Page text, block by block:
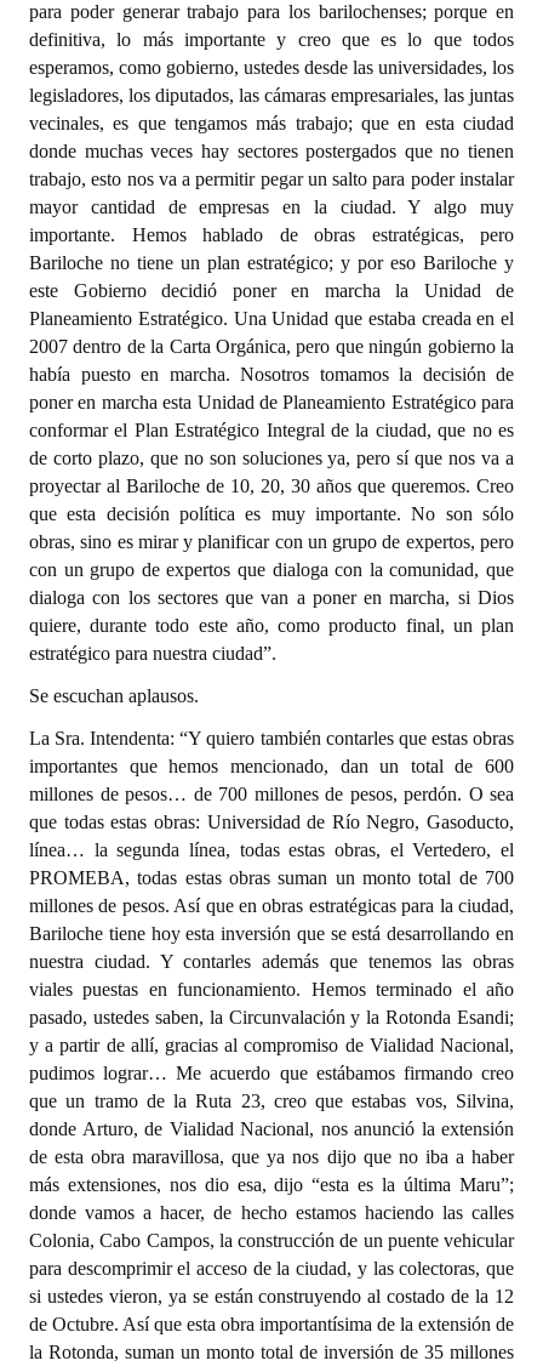
para poder generar trabajo para los barilochenses; porque en
definitiva, lo más importante y creo que es lo que todos
esperamos, como gobierno, ustedes desde las universidades, los
legisladores, los diputados, las cámaras empresariales, las juntas
vecinales, es que tengamos más trabajo; que en esta ciudad
donde muchas veces hay sectores postergados que no tienen
trabajo, esto nos va a permitir pegar un salto para poder instalar
mayor cantidad de empresas en la ciudad. Y algo muy
importante. Hemos hablado de obras estratégicas, pero
Bariloche no tiene un plan estratégico; y por eso Bariloche y
este Gobierno decidió poner en marcha la Unidad de
Planeamiento Estratégico. Una Unidad que estaba creada en el
2007 dentro de la Carta Orgánica, pero que ningún gobierno la
había puesto en marcha. Nosotros tomamos la decisión de
poner en marcha esta Unidad de Planeamiento Estratégico para
conformar el Plan Estratégico Integral de la ciudad, que no es
de corto plazo, que no son soluciones ya, pero sí que nos va a
proyectar al Bariloche de 10, 20, 30 años que queremos. Creo
que esta decisión política es muy importante. No son sólo
obras, sino es mirar y planificar con un grupo de expertos, pero
con un grupo de expertos que dialoga con la comunidad, que
dialoga con los sectores que van a poner en marcha, si Dios
quiere, durante todo este año, como producto final, un plan
estratégico para nuestra ciudad”.
Se escuchan aplausos.
La Sra. Intendenta: “Y quiero también contarles que estas obras
importantes que hemos mencionado, dan un total de 600
millones de pesos… de 700 millones de pesos, perdón. O sea
que todas estas obras: Universidad de Río Negro, Gasoducto,
línea… la segunda línea, todas estas obras, el Vertedero, el
PROMEBA, todas estas obras suman un monto total de 700
millones de pesos. Así que en obras estratégicas para la ciudad,
Bariloche tiene hoy esta inversión que se está desarrollando en
nuestra ciudad. Y contarles además que tenemos las obras
viales puestas en funcionamiento. Hemos terminado el año
pasado, ustedes saben, la Circunvalación y la Rotonda Esandi;
y a partir de allí, gracias al compromiso de Vialidad Nacional,
pudimos lograr… Me acuerdo que estábamos firmando creo
que un tramo de la Ruta 23, creo que estabas vos, Silvina,
donde Arturo, de Vialidad Nacional, nos anunció la extensión
de esta obra maravillosa, que ya nos dijo que no iba a haber
más extensiones, nos dio esa, dijo “esta es la última Maru”;
donde vamos a hacer, de hecho estamos haciendo las calles
Colonia, Cabo Campos, la construcción de un puente vehicular
para descomprimir el acceso de la ciudad, y las colectoras, que
si ustedes vieron, ya se están construyendo al costado de la 12
de Octubre. Así que esta obra importantísima de la extensión de
la Rotonda, suman un monto total de inversión de 35 millones